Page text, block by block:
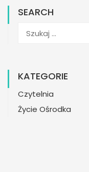
SEARCH
KATEGORIE
Czytelnia
Życie Ośrodka